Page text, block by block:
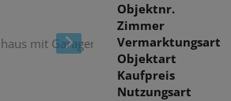
Objektnr.
Zimmer
Vermarktungsart
Objektart
Kaufpreis
Nutzungsart